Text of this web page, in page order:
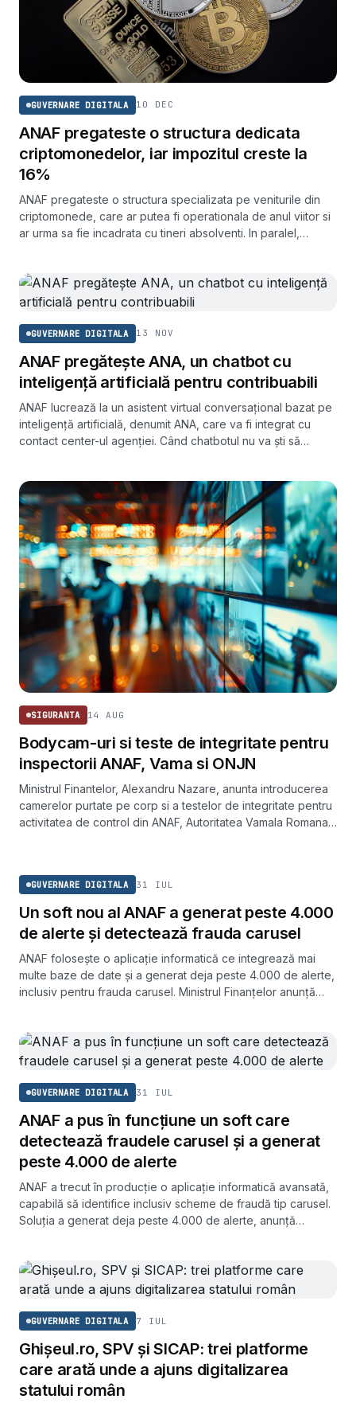
GUVERNARE DIGITALA 10 DEC
ANAF pregateste o structura dedicata
criptomonedelor, iar impozitul creste la
16%
ANAF pregateste o structura specializata pe veniturile din
criptomonede, care ar putea fi operationala de anul viitor si
ar urma sa fie incadrata cu tineri absolventi. In paralel,
GUVERNARE DIGITALA 13 NOV
ANAF pregătește ANA, un chatbot cu
inteligență artificială pentru contribuabili
ANAF lucrează la un asistent virtual conversațional bazat pe
inteligență artificială, denumit ANA, care va fi integrat cu
contact center-ul agenției. Când chatbotul nu va ști să
SIGURANTA 14 AUG
Bodycam-uri si teste de integritate pentru
inspectorii ANAF, Vama si ONJN
Ministrul Finantelor, Alexandru Nazare, anunta introducerea
camerelor purtate pe corp si a testelor de integritate pentru
activitatea de control din ANAF, Autoritatea Vamala Romana
GUVERNARE DIGITALA 31 IUL
Un soft nou al ANAF a generat peste 4.000
de alerte și detectează frauda carusel
ANAF folosește o aplicație informatică ce integrează mai
multe baze de date și a generat deja peste 4.000 de alerte,
inclusiv pentru frauda carusel. Ministrul Finanțelor anunță
GUVERNARE DIGITALA 31 IUL
ANAF a pus în funcțiune un soft care
detectează fraudele carusel și a generat
peste 4.000 de alerte
ANAF a trecut în producție o aplicație informatică avansată,
capabilă să identifice inclusiv scheme de fraudă tip carusel.
Soluția a generat deja peste 4.000 de alerte, anunță
GUVERNARE DIGITALA 7 IUL
Ghișeul.ro, SPV și SICAP: trei platforme
care arată unde a ajuns digitalizarea
statului român